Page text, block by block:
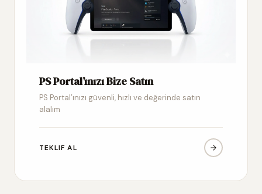
PS Portal’ınızı Bize Satın
PS Portal’ınızı güvenli, hızlı ve değerinde satın
alalım
TEKLIF AL